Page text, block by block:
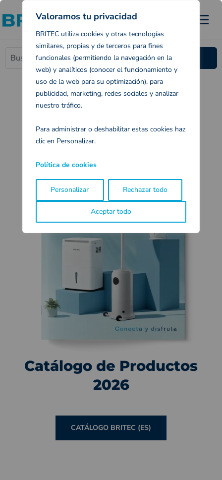
Valoramos tu privacidad
BRITEC utiliza cookies y otras tecnologías
similares, propias y de terceros para fines
funcionales (permitiendo la navegación en la
web) y analíticos (conocer el funcionamiento y
uso de la web para su optimización), para
publicidad, marketing, redes sociales y analizar
nuestro tráfico.
Para administrar o deshabilitar estas cookies haz
clic en Personalizar.
Política de cookies
Personalizar Rechazar todo
Aceptar todo
Catálogos Contacto
Catálogo de Productos
2026
CATÁLOGO BRITEC (ES)